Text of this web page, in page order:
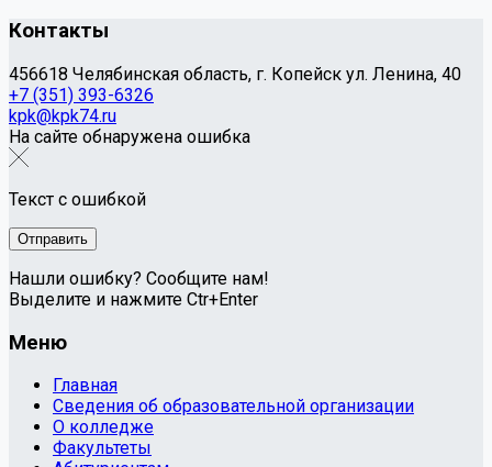
Контакты
456618 Челябинская область, г. Копейск ул. Ленина, 40
+7 (351) 393-6326
kpk@kpk74.ru
На сайте обнаружена ошибка
Текст с ошибкой
Нашли ошибку? Сообщите нам!
Выделите и нажмите Ctr+Enter
Меню
Главная
Сведения об образовательной организации
О колледже
Факультеты